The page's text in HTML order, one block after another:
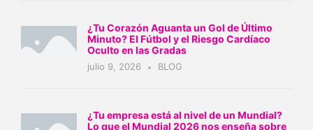
¿Tu Corazón Aguanta un Gol de Último
Minuto? El Fútbol y el Riesgo Cardíaco
Oculto en las Gradas
julio 9, 2026 BLOG
¿Tu empresa está al nivel de un Mundial?
Lo que el Mundial 2026 nos enseña sobre